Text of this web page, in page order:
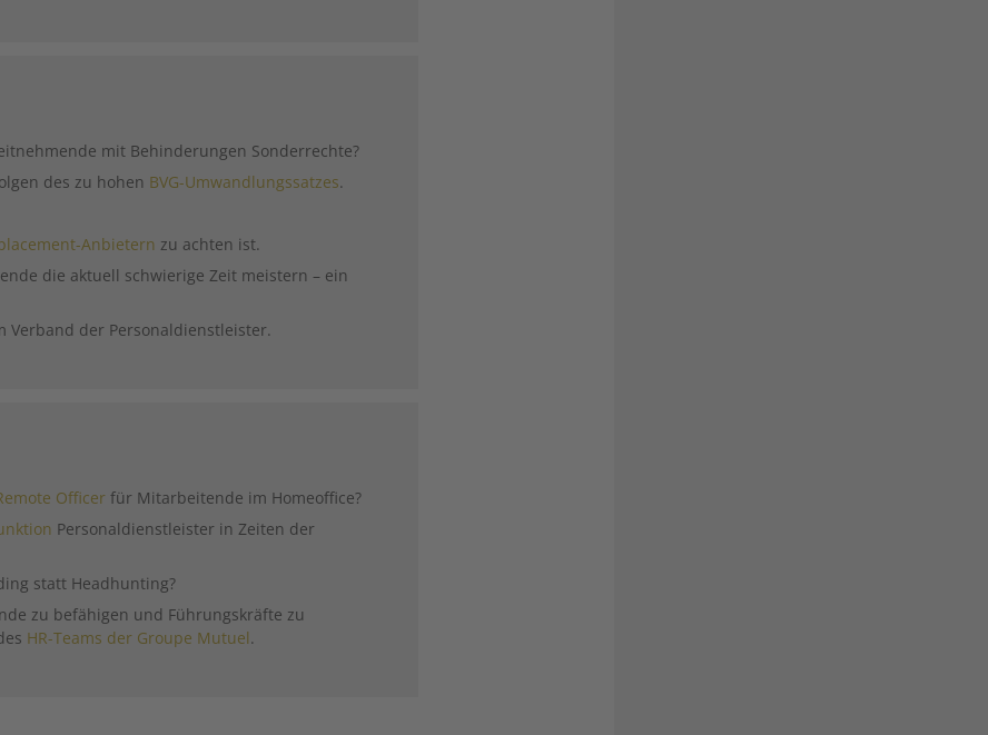
mit Behinderungen Sonderrechte?
des zu hohen BVG-Umwandlungssatzes.
Anbietern zu achten ist.
die aktuell schwierige Zeit meistern – ein
Verband der Personaldienstleister.
Officer für Mitarbeitende im Homeoffice?
Personaldienstleister in Zeiten der
statt Headhunting?
zu befähigen und Führungskräfte zu
HR-Teams der Groupe Mutuel.